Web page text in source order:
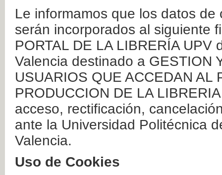
Le informamos que los datos
serán incorporados al siguiente
PORTAL DE LA LIBRERÍA
Valencia destinado a GESTION
USUARIOS QUE ACCEDAN AL
PRODUCCION DE LA
acceso, rectificación,
ante la Universidad Politécnica
Valencia.
Uso de Cookies